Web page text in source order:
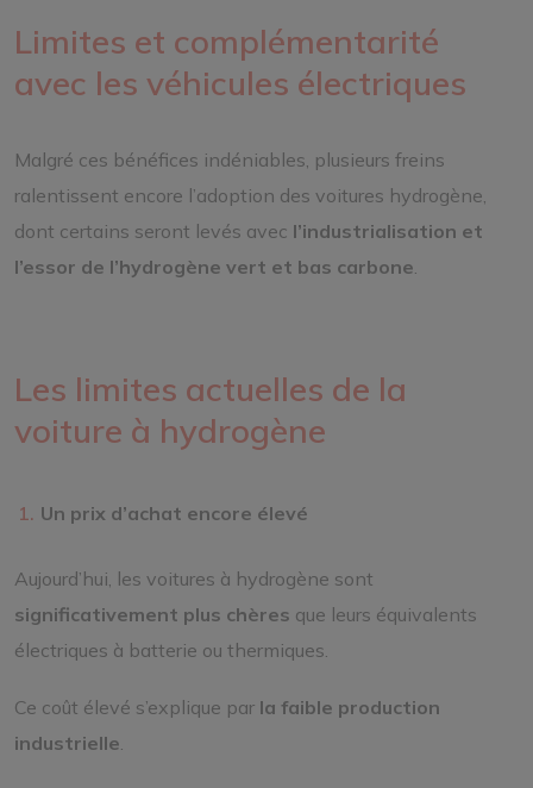
Limites et complémentarité
avec les véhicules électriques
Malgré ces bénéfices indéniables, plusieurs freins
ralentissent encore l’adoption des voitures hydrogène,
dont certains seront levés avec l’industrialisation et
l’essor de l’hydrogène vert et bas carbone
Les limites actuelles de la
voiture à hydrogène
Un prix d’achat encore élevé
Aujourd’hui, les voitures à hydrogène sont
significativement plus chères que leurs équivalents
électriques à batterie ou thermiques.
Ce coût élevé s’explique par la faible production
industrielle